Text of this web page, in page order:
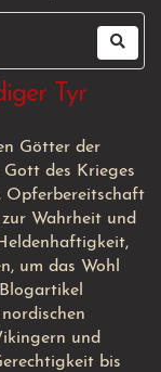
Tyr
Götter der
des Krieges
Opferbereitschaft
Wahrheit und
um das Wohl
und
bis